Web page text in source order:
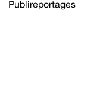
Publireportages